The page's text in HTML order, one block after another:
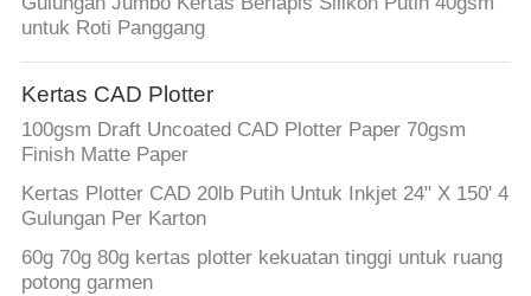
untuk Roti Panggang
Kertas CAD Plotter
100gsm Draft Uncoated CAD Plotter Paper 70gsm
Finish Matte Paper
Kertas Plotter CAD 20lb Putih Untuk Inkjet 24" X 150' 4
Gulungan Per Karton
60g 70g 80g kertas plotter kekuatan tinggi untuk ruang
potong garmen